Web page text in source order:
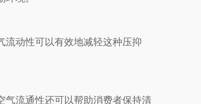
流动性可以有效地减轻这种压抑
气流通性还可以帮助消费者保持清